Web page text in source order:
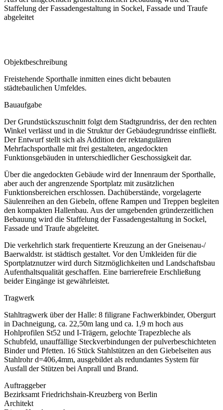
Staffelung der Fassadengestaltung in Sockel, Fassade und Traufe
abgeleitet
Objektbeschreibung
Freistehende Sporthalle inmitten eines dicht bebauten
städtebaulichen Umfeldes.
Bauaufgabe
Der Grundstückszuschnitt folgt dem Stadtgrundriss, der den rechten
Winkel verlässt und in die Struktur der Gebäudegrundrisse einfließt.
Der Entwurf stellt sich als Addition der rektangulären
Mehrfachsporthalle mit frei gestalteten, angedockten
Funktionsgebäuden in unterschiedlicher Geschossigkeit dar.
Über die angedockten Gebäude wird der Innenraum der Sporthalle,
aber auch der angrenzende Sportplatz mit zusätzlichen
Funktionsbereichen erschlossen. Dachüberstände, vorgelagerte
Säulenreihen an den Giebeln, offene Rampen und Treppen begleiten
den kompakten Hallenbau. Aus der umgebenden gründerzeitlichen
Bebauung wird die Staffelung der Fassadengestaltung in Sockel,
Fassade und Traufe abgeleitet.
Die verkehrlich stark frequentierte Kreuzung an der Gneisenau-/
Baerwaldstr. ist städtisch gestaltet. Vor den Umkleiden für die
Sportplatznutzer wird durch Sitzmöglichkeiten und Landschaftsbau
Aufenthaltsqualität geschaffen. Eine barrierefreie Erschließung
beider Eingänge ist gewährleistet.
Tragwerk
Stahltragwerk über der Halle: 8 filigrane Fachwerkbinder, Obergurt
in Dachneigung, ca. 22,50m lang und ca. 1,9 m hoch aus
Hohlprofilen St52 und I-Trägern, gelochte Trapezbleche als
Schubfeld, unauffällige Steckverbindungen der pulverbeschichteten
Binder und Pfetten. 16 Stück Stahlstützen an den Giebelseiten aus
Stahlrohr d=406,4mm, ausgebildet als redundantes System für
Ausfall der Stützen bei Anprall und Brand.
Auftraggeber
Bezirksamt Friedrichshain-Kreuzberg von Berlin
Architekt